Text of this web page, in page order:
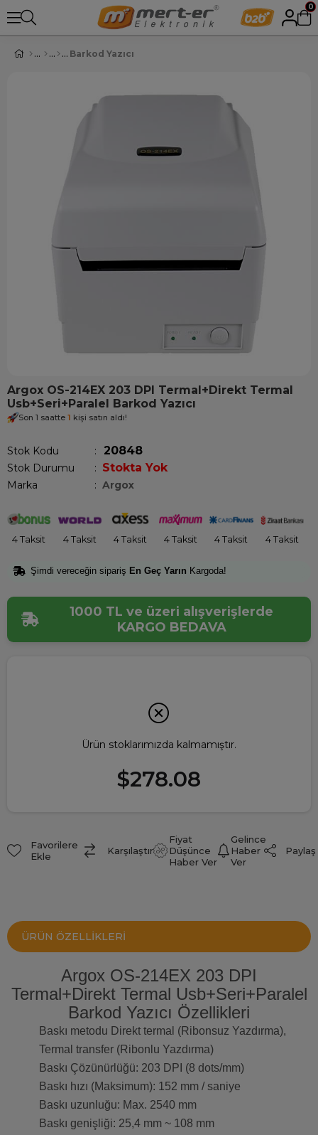
0
Barkod Yazıcı
Argox OS-214EX 203 DPI Termal+Direkt Termal
Usb+Seri+Paralel Barkod Yazıcı
Son 1 saatte 1 kişi satın aldı!
Stok Kodu 20848
Stok Durumu : Stokta Yok
Marka : Argox
4 Taksit 4 Taksit 4 Taksit 4 Taksit 4 Taksit 4 Taksit
Şimdi vereceğin sipariş En Geç Yarın Kargoda!
1000 TL ve üzeri alışverişlerde
KARGO BEDAVA
Ürün stoklarımızda kalmamıştır.
$278.08
Favorilere
Ekle
Karşılaştır
Fiyat
Düşünce
Haber Ver
Gelince
Haber
Ver
Paylaş
ÜRÜN ÖZELLIKLERI
Argox OS-214EX 203 DPI
Termal+Direkt Termal Usb+Seri+Paralel
Barkod Yazıcı Özellikleri
Baskı metodu Direkt termal (Ribonsuz Yazdırma),
Termal transfer (Ribonlu Yazdırma)
Baskı Çözünürlüğü: 203 DPI (8 dots/mm)
Baskı hızı (Maksimum): 152 mm / saniye
Baskı uzunluğu: Max. 2540 mm
Baskı genişliği: 25,4 mm ~ 108 mm